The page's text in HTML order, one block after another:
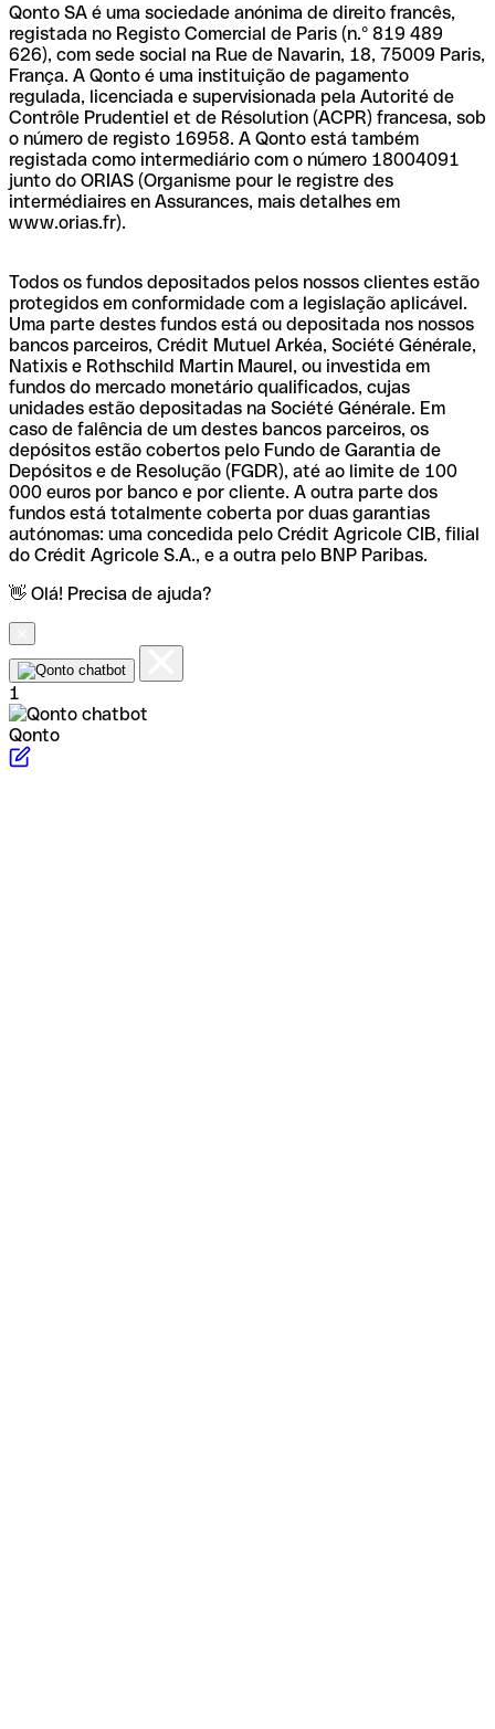
Qonto SA é uma sociedade anónima de direito francês,
registada no Registo Comercial de Paris (n.º 819 489
626), com sede social na Rue de Navarin, 18, 75009 Paris,
França. A Qonto é uma instituição de pagamento
regulada, licenciada e supervisionada pela Autorité de
Contrôle Prudentiel et de Résolution (ACPR) francesa, sob
o número de registo 16958. A Qonto está também
registada como intermediário com o número 18004091
junto do ORIAS (Organisme pour le registre des
intermédiaires en Assurances, mais detalhes em
www.orias.fr).
Todos os fundos depositados pelos nossos clientes estão
protegidos em conformidade com a legislação aplicável.
Uma parte destes fundos está ou depositada nos nossos
bancos parceiros, Crédit Mutuel Arkéa, Société Générale,
Natixis e Rothschild Martin Maurel, ou investida em
fundos do mercado monetário qualificados, cujas
unidades estão depositadas na Société Générale. Em
caso de falência de um destes bancos parceiros, os
depósitos estão cobertos pelo Fundo de Garantia de
Depósitos e de Resolução (FGDR), até ao limite de 100
000 euros por banco e por cliente. A outra parte dos
fundos está totalmente coberta por duas garantias
autónomas: uma concedida pelo Crédit Agricole CIB, filial
do Crédit Agricole S.A., e a outra pelo BNP Paribas.
👋 Olá! Precisa de ajuda?
1
Qonto